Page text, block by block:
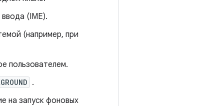
(IME).
(например, при
пользователем.
.
на запуск фоновых